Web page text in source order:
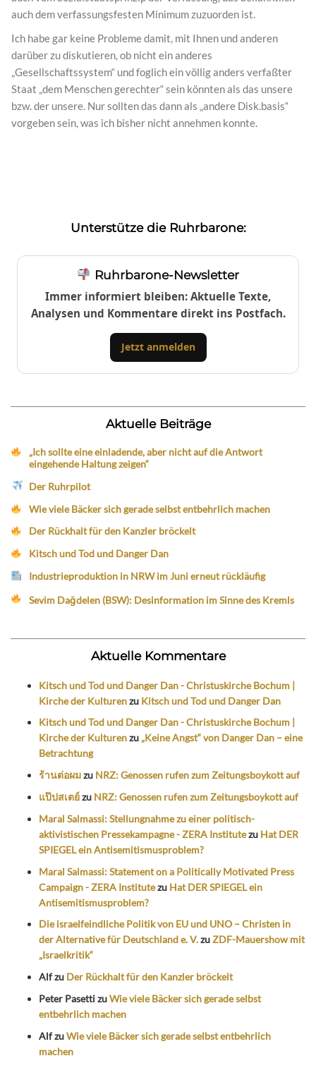
auch dem verfassungsfesten Minimum zuzuorden ist.
Ich habe gar keine Probleme damit, mit Ihnen und anderen
darüber zu diskutieren, ob nicht ein anderes
„Gesellschaftssystem“ und foglich ein völlig anders verfaßter
Staat „dem Menschen gerechter“ sein könnten als das unsere
bzw. der unsere. Nur sollten das dann als „andere Disk.basis“
vorgeben sein, was ich bisher nicht annehmen konnte.
Unterstütze die Ruhrbarone:
Ruhrbarone-Newsletter
Immer informiert bleiben: Aktuelle Texte,
Analysen und Kommentare direkt ins Postfach.
Jetzt anmelden
Aktuelle Beiträge
„Ich sollte eine einladende, aber nicht auf die Antwort
eingehende Haltung zeigen“
Der Ruhrpilot
Wie viele Bäcker sich gerade selbst entbehrlich machen
Der Rückhalt für den Kanzler bröckelt
Kitsch und Tod und Danger Dan
Industrieproduktion in NRW im Juni erneut rückläufig
Sevim Dağdelen (BSW): Desinformation im Sinne des Kremls
Aktuelle Kommentare
Kitsch und Tod und Danger Dan - Christuskirche Bochum |
Kirche der Kulturenzu Kitsch und Tod und Danger Dan
Kitsch und Tod und Danger Dan - Christuskirche Bochum |
Kirche der Kulturenzu „Keine Angst“ von Danger Dan – eine
Betrachtung
ร้านต่อผมzu NRZ: Genossen rufen zum Zeitungsboykott auf
แป๊ปสเตย์zu NRZ: Genossen rufen zum Zeitungsboykott auf
Maral Salmassi: Stellungnahme zu einer politisch-
aktivistischen Pressekampagne - ZERA Institutezu Hat DER
SPIEGEL ein Antisemitismusproblem?
Maral Salmassi: Statement on a Politically Motivated Press
Campaign - ZERA Institutezu Hat DER SPIEGEL ein
Antisemitismusproblem?
Die israelfeindliche Politik von EU und UNO – Christen in
der Alternative für Deutschland e. V.zuZDF-Mauershow mit
„Israelkritik“
Alfzu Der Rückhalt für den Kanzler bröckelt
Peter PasettizuWie viele Bäcker sich gerade selbst
entbehrlich machen
AlfzuWie viele Bäcker sich gerade selbst entbehrlich
machen